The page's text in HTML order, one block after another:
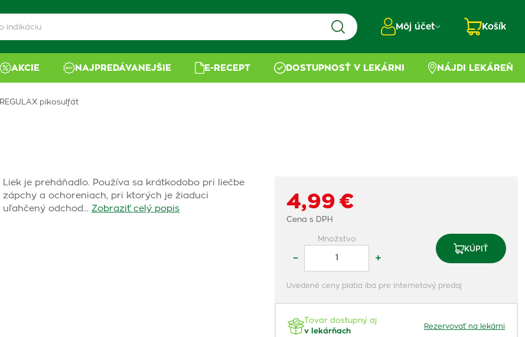
Môj účet Košík
AKCIE NAJPREDÁVANEJŠIE E-RECEPT DOSTUPNOSŤ V LEKÁRNI NÁJDI LEKÁREŇ
REGULAX pikosulfát
Liek je preháňadlo. Používa sa krátkodobo pri liečbe
zápchy a ochoreniach, pri ktorých je žiaduci
uľahčený odchod… Zobraziť celý popis 4,99 €
Cena s DPH
Množstvo
– +
KÚPIŤ
Uvedené ceny platia iba pre internetový predaj
Tovar dostupný aj
v lekárňach
Rezervovať na lekárni